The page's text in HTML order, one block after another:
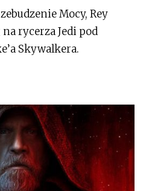
Mocy, Rey
rycerza Jedi pod
Skywalkera.